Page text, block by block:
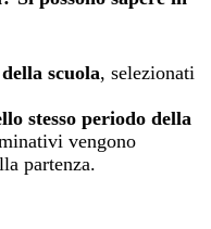
scuola, selezionati
stesso periodo della
vengono
partenza.